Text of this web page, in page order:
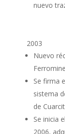
nuevo
2003
Nuevo
Se firma
sistema
de
Se inicia
2006,